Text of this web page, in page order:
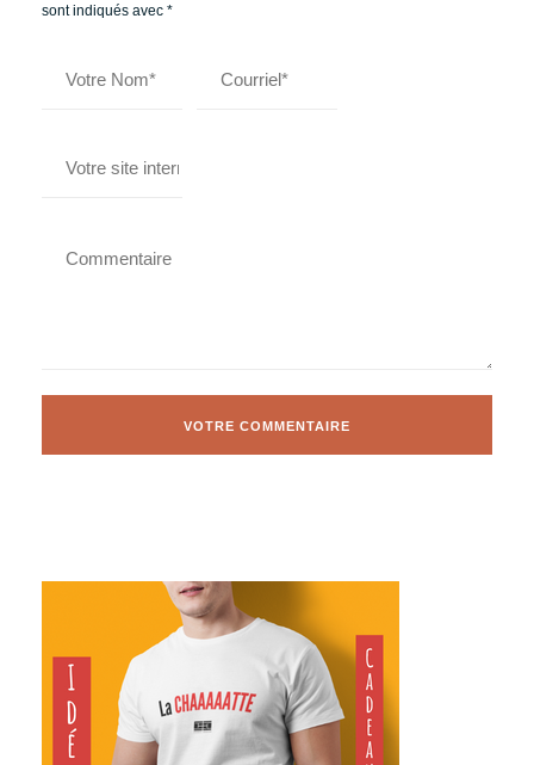
sont indiqués avec *